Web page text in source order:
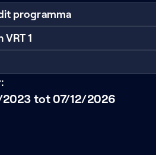
programma
VRT 1
tot 07/12/2026